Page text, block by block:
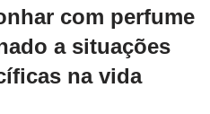
com perfume
a situações
na vida